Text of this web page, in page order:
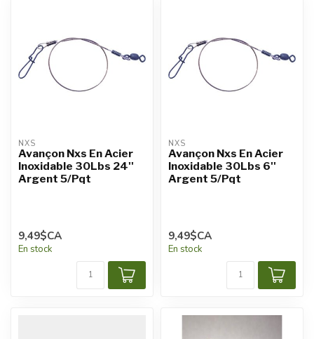
NXS
Avançon Nxs En Acier
Inoxidable 30Lbs 24''
Argent 5/Pqt
9,49$CA
En stock
NXS
Avançon Nxs En Acier
Inoxidable 30Lbs 6''
Argent 5/Pqt
9,49$CA
En stock